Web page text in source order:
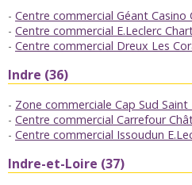
Centre commercial Géant Casino
Centre commercial E.Leclerc
Centre commercial Dreux Les
Indre (36)
Zone commerciale Cap Sud Saint
Centre commercial Carrefour
Centre commercial Issoudun
Indre-et-Loire (37)